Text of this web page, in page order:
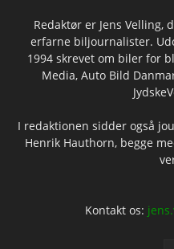
Redaktør er Jens Velling,
erfarne biljournalister.
1994 skrevet om biler for
Media, Auto Bild
I redaktionen sidder også
Henrik Hauthorn, begge
Kontakt os: